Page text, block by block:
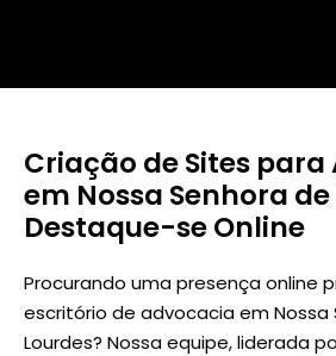
Criação de Sites
em Nossa Senhora de
Destaque-se Online
Procurando uma presença online
escritório de advocacia em Nossa
Lourdes? Nossa equipe, liderada